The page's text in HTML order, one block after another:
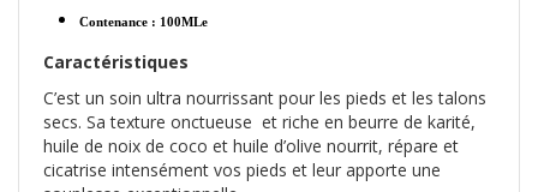
Contenance : 100MLe
Caractéristiques
C’est un soin ultra nourrissant pour les pieds et les talons
secs. Sa texture onctueuse et riche en beurre de karité,
huile de noix de coco et huile d’olive nourrit, répare et
cicatrise intensément vos pieds et leur apporte une